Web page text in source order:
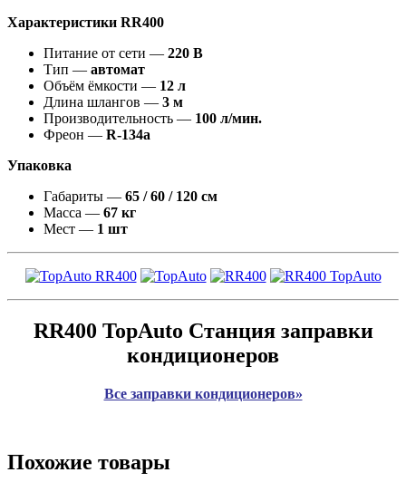
Характеристики RR400
Питание от сети — 220 В
Тип — автомат
Объём ёмкости — 12 л
Длина шлангов — 3 м
Производительность — 100 л/мин.
Фреон — R-134a
Упаковка
Габариты — 65 / 60 / 120 см
Масса — 67 кг
Мест — 1 шт
RR400 TopAuto Станция заправки
кондиционеров
Все заправки кондиционеров»
Похожие товары